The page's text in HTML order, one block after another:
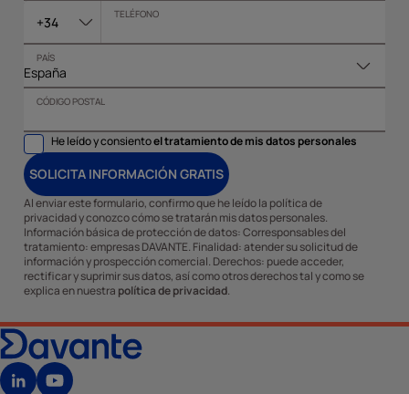
+34 TELÉFONO
PAÍS
CÓDIGO POSTAL
He leído y consientoel tratamiento de mis datos personales
SOLICITA INFORMACIÓN GRATIS
Al enviar este formulario, confirmo que he leído la política de
privacidad y conozco cómo se tratarán mis datos personales.
Información básica de protección de datos: Corresponsables del
tratamiento: empresas DAVANTE. Finalidad: atender su solicitud de
información y prospección comercial. Derechos: puede acceder,
rectificar y suprimir sus datos, así como otros derechos tal y como se
explica en nuestra política de privacidad.